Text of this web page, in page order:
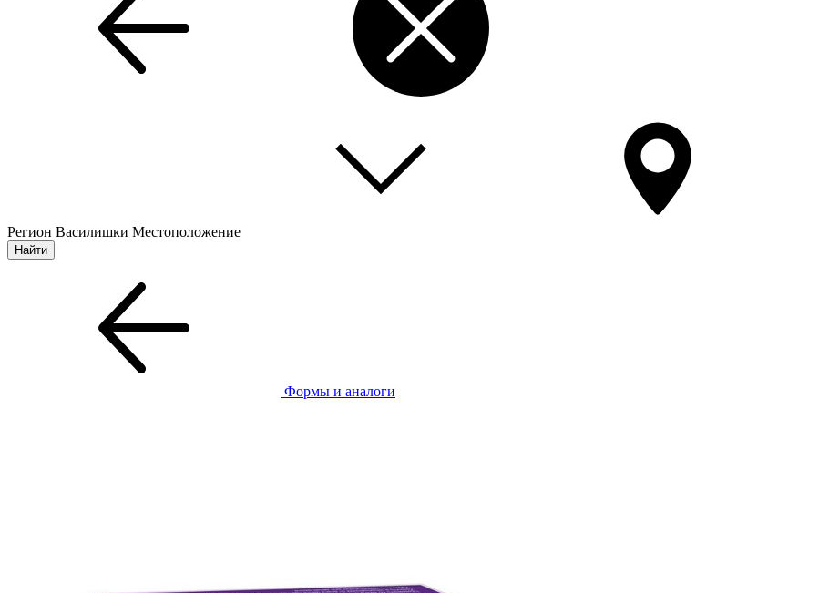
Регион Василишки Местоположение
Формы и аналоги